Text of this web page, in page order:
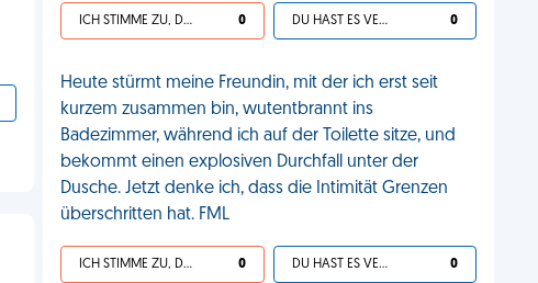
ICH STIMME ZU, DEIN LEBEN IST SCHEISSE 0 DU HAST ES VERDIENT 0
Heute stürmt meine Freundin, mit der ich erst seit
kurzem zusammen bin, wutentbrannt ins
Badezimmer, während ich auf der Toilette sitze, und
bekommt einen explosiven Durchfall unter der
Dusche. Jetzt denke ich, dass die Intimität Grenzen
überschritten hat. FML
ICH STIMME ZU, DEIN LEBEN IST SCHEISSE 0 DU HAST ES VERDIENT 0